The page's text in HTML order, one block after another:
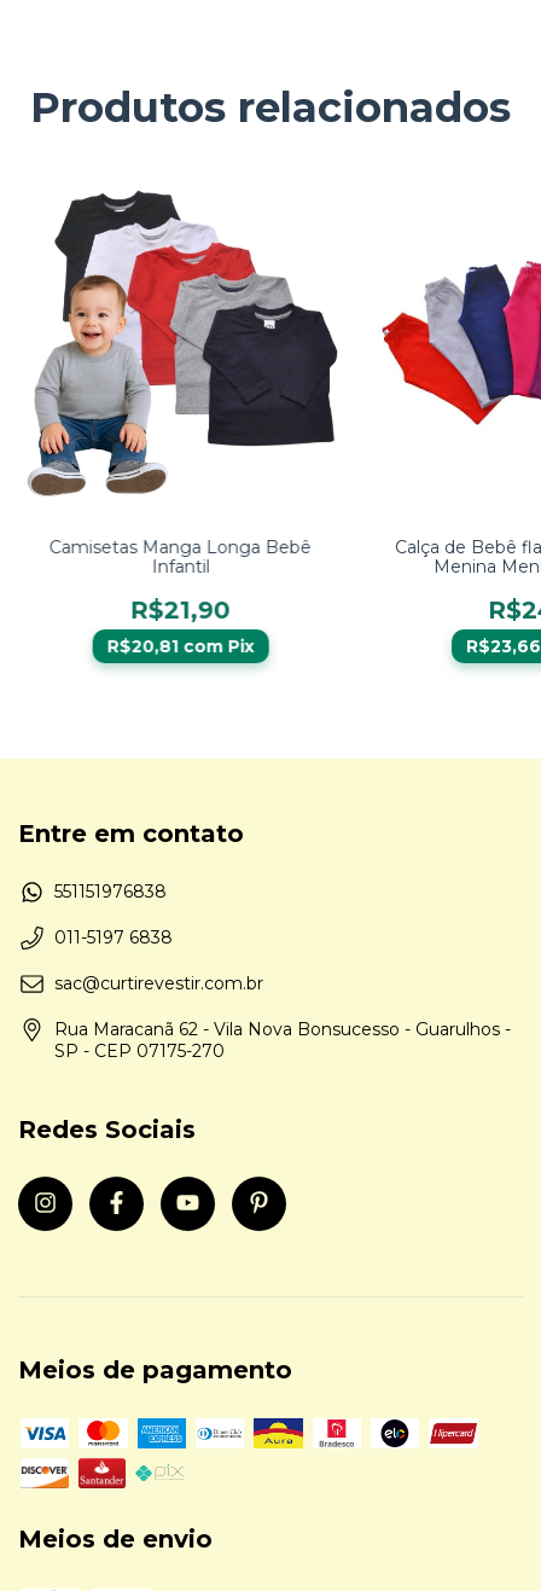
Produtos relacionados
Camisetas Manga Longa Bebê
Infantil
R$21,90
R$20,81 com Pix
Calça de Bebê
Menina
Entre em contato
551151976838
011-5197 6838
sac@curtirevestir.com.br
Rua Maracanã 62 - Vila Nova Bonsucesso - Guarulhos -
SP - CEP 07175-270
Redes Sociais
Meios de pagamento
Meios de envio